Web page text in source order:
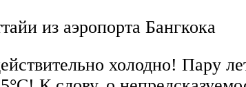
из аэропорта Бангкока
холодно! Пару